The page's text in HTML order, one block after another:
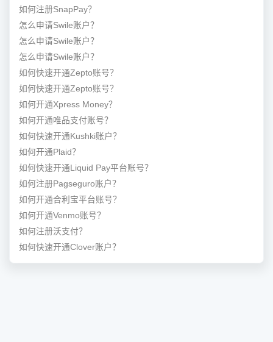
如何注册SnapPay？
怎么申请Swile账户？
怎么申请Swile账户？
怎么申请Swile账户？
如何快速开通Zepto账号？
如何快速开通Zepto账号？
如何开通Xpress Money？
如何开通唯品支付账号？
如何快速开通Kushki账户？
如何开通Plaid？
如何快速开通Liquid Pay平台账号？
如何注册Pagseguro账户？
如何开通合利宝平台账号？
如何开通Venmo账号？
如何注册沃支付？
如何快速开通Clover账户？